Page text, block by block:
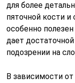
для более
пяточной кости
особенно
дает
подозрении на
В зависимости